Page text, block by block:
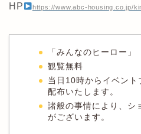
HP
https://www.abc-housing.co.jp/
「みんなのヒーロー」
観覧無料
当日10時からイベント
配布いたします。
諸般の事情により、シ
がございます。